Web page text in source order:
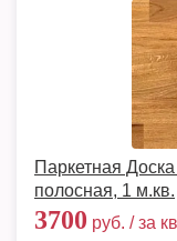
Паркетная
полосная, 1 м.кв.
3700 руб. / за